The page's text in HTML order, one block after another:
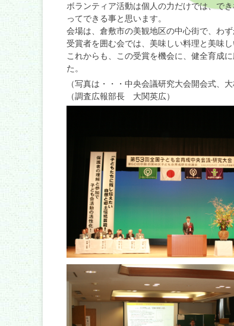
ボランティア活動は個人の力だけでは、で
ってできる事と思います。
会場は、倉敷市の美観地区の中心街で、わ
受賞者を囲む会では、美味しい料理と美味
これからも、この受賞を機会に、健全育成
た。
（写真は・・・中央会議研究大会開会式、
（調査広報部長 大関英広）